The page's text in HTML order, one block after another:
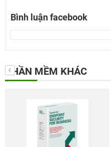
Bình luận facebook
PHẦN MỀM KHÁC